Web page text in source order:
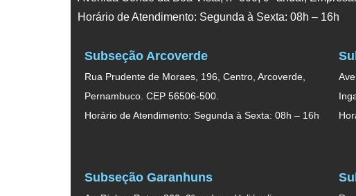
Horário de Atendimento: Segunda à Sexta: 08h – 16h
Subseção Arcoverde
Rua Prudente de Moraes, 196, Centro, Arcoverde,
Pernambuco. CEP 56506-500.
Horário de Atendimento: Segunda à Sexta: 08h – 16h
Subseção Garanhuns